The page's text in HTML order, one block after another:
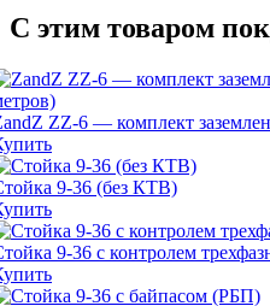
C этим товаром
ZZ-6 — комплект
9-36 (без КТВ)
9-36 с контролем